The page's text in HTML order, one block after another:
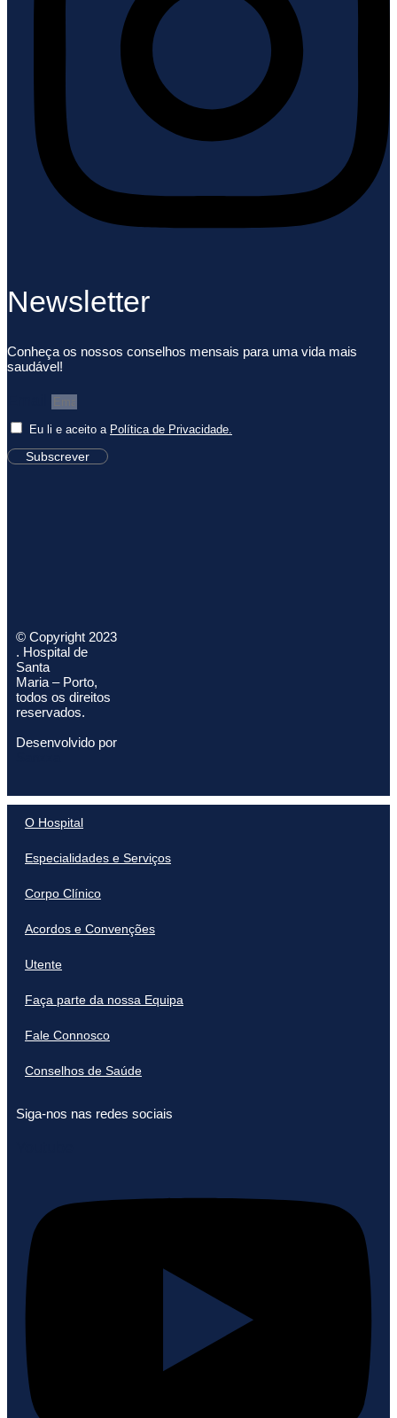
Newsletter
Conheça os nossos conselhos mensais para uma vida mais
saudável!
Eu li e aceito a Política de Privacidade.
Subscrever
© Copyright 2023
. Hospital de
Santa
Maria – Porto,
todos os direitos
reservados.
Desenvolvido por
O Hospital
Especialidades e Serviços
Corpo Clínico
Acordos e Convenções
Utente
Faça parte da nossa Equipa
Fale Connosco
Conselhos de Saúde
Siga-nos nas redes sociais